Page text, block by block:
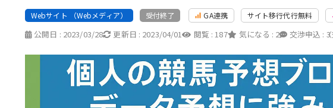
Webサイト （Webメディア） 受付終了 GA連携 サイト移行代行無料
公開日 : 2023/03/28 更新日 : 2023/04/01 閲覧 : 187 気になる : 2 交渉申込 : 3